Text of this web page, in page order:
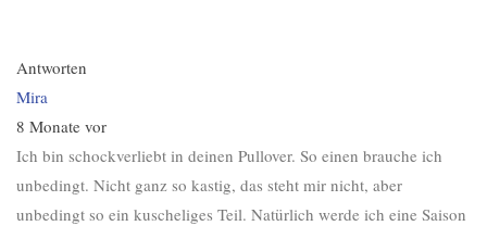
Antworten
Mira
8 Monate vor
Ich bin schockverliebt in deinen Pullover. So einen brauche ich
unbedingt. Nicht ganz so kastig, das steht mir nicht, aber
unbedingt so ein kuscheliges Teil. Natürlich werde ich eine Saison